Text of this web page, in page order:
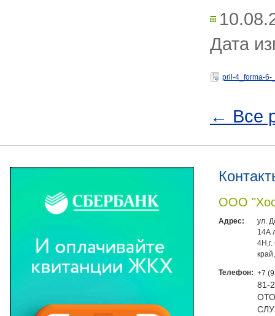
Дата
pril-4_forma-6-
← Все
ООО
Адрес:
ул.
14А
Телефон: +7
81-